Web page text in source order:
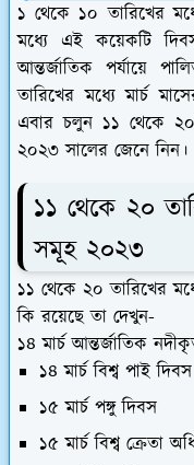
১ থেকে ১০ তারিখের
মধ্যে এই কয়েকটি
আন্তর্জাতিক পর্যায়ে
তারিখের মধ্যে মার্চ
এবার চলুন ১১ থেকে ২০
২০২৩ সালের জেনে নিন।
১১ থেকে ২০
সমূহ ২০২৩
১১ থেকে ২০ তারিখের
কি রয়েছে তা দেখুন-
১৪ মার্চ আন্তর্জাতিক
১৪ মার্চ বিশ্ব পাই দিবস
১৫ মার্চ পঙ্গু দিবস
১৫ মার্চ বিশ্ব ক্রেতা